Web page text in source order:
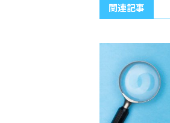
関連記事